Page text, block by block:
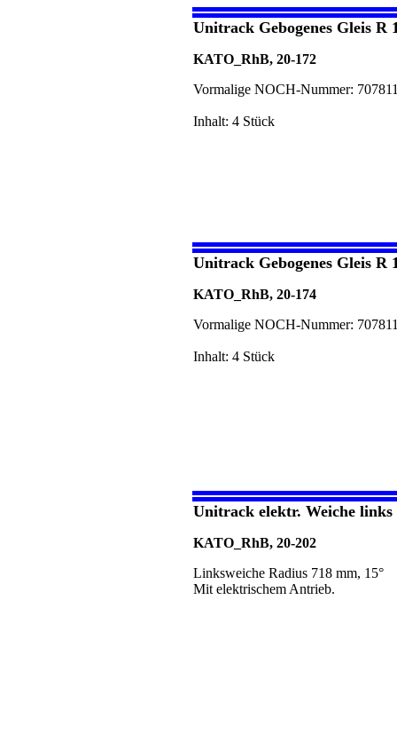
Unitrack Gebogenes Gleis R
KATO_RhB, 20-172
Vormalige NOCH-Nummer:
Inhalt: 4 Stück
Unitrack Gebogenes Gleis R
KATO_RhB, 20-174
Vormalige NOCH-Nummer:
Inhalt: 4 Stück
Unitrack elektr. Weiche links
KATO_RhB, 20-202
Linksweiche Radius 718 mm, 15°
Mit elektrischem Antrieb.